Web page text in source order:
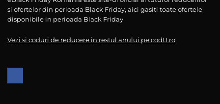
si ofertelor din perioada Black Friday, aici gasiti toate ofertele
disponibile in perioada Black Friday
Vezi si coduri de reducere in restul anului pe codU.ro